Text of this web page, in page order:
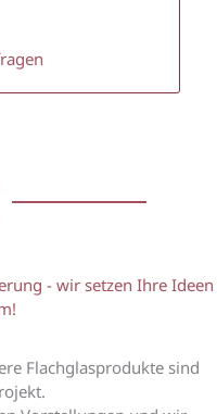
- wir setzen Ihre Ideen
Flachglasprodukte sind